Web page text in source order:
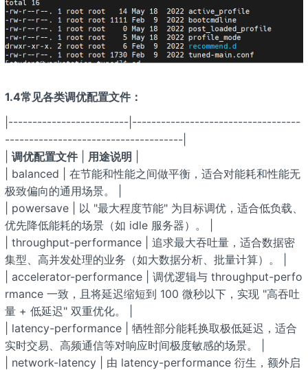
1.4常见各类调优配置文件：
|-------------------------|-----------------------------------
-------------------------------------|
调优配置文件| 用途说明
| balanced | 在节能和性能之间做平衡，适合对能耗和性能无
极致偏向的通用场景。 |
| powersave | 以 "最大程度节能" 为目标调优，适合低负载、
优先降低能耗的场景（如 idle 服务器）。 |
| throughput-performance | 追求最大吞吐量，适合数据密
集型、高并发处理的业务（如大数据分析、批量计算）。 |
| accelerator-performance | 调优逻辑与 throughput-perfo
rmance 一致，且将延迟缩短到 100 微秒以下，实现 "高吞吐
量 + 低延迟" 双重优化。 |
| latency-performance | 牺牲部分能耗换取极低延迟，适合
实时交易、高频通信等对响应时间极度敏感的场景。 |
| network-latency | 由 latency-performance 衍生，额外启